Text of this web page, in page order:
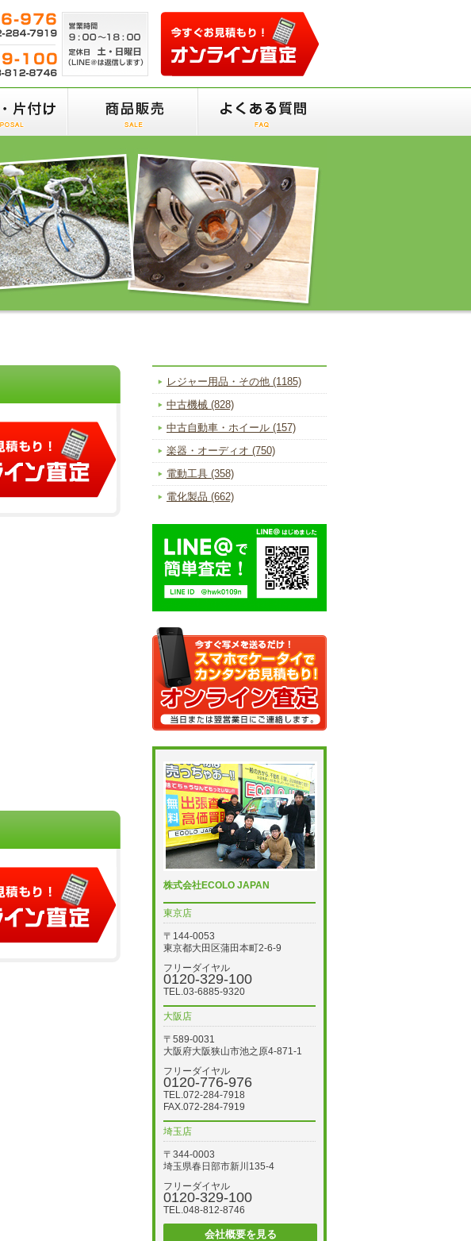
レジャー用品・その他 (1185)
中古機械 (828)
中古自動車・ホイール (157)
楽器・オーディオ (750)
電動工具 (358)
電化製品 (662)
株式会社ECOLO JAPAN
東京店
〒144-0053
東京都大田区蒲田本町2-6-9
フリーダイヤル
0120-329-100
TEL.03-6885-9320
大阪店
〒589-0031
大阪府大阪狭山市池之原4-871-1
フリーダイヤル
0120-776-976
TEL.072-284-7918
FAX.072-284-7919
埼玉店
〒344-0003
埼玉県春日部市新川135-4
フリーダイヤル
0120-329-100
TEL.048-812-8746
会社概要を見る